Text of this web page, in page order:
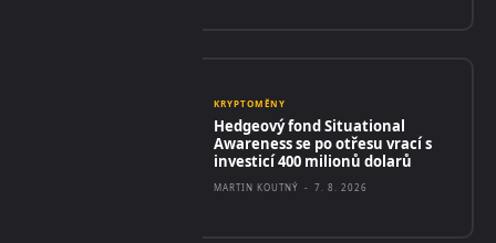
KRYPTOMĚNY
Hedgeový fond Situational
Awareness se po otřesu vrací s
investicí 400 milionů dolarů
MARTIN KOUTNÝ - 7. 8. 2026